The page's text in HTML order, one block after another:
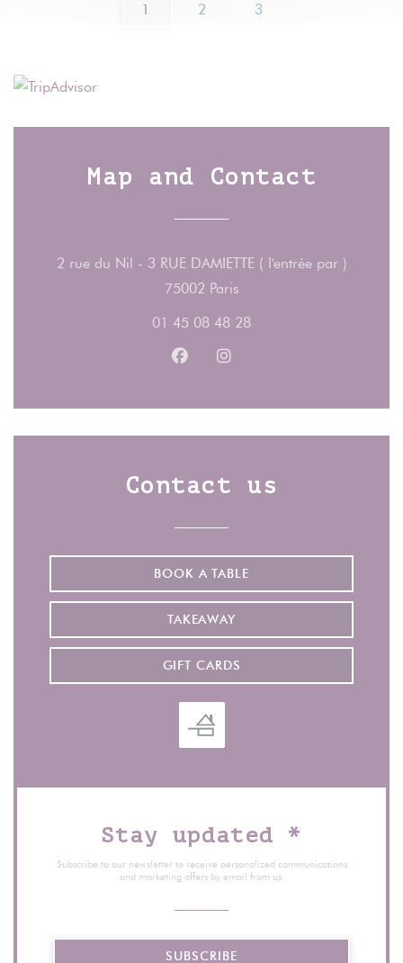
1 2 3
Map and Contact
2 rue du Nil - 3 RUE DAMIETTE ( l'entrée par )
75002 Paris((opens in a new
01 45 08 48 28
Facebook ((opens in a new
Instagram ((opens in a
Contact us
BOOK A TABLE
TAKEAWAY
GIFT CARDS
Stay updated *
Subscribe to our newsletter to receive personalized communications
and marketing offers by email from us.
SUBSCRIBE